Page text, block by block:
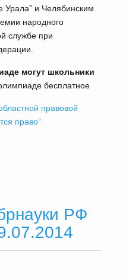
Урала” и Челябинским
народного
службе при
могут школьники
бесплатное
правовой
право”
РФ